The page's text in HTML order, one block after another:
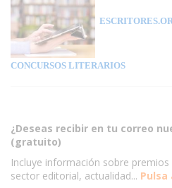
CONCURSOS LITERARIOS
¿Deseas recibir en tu correo
(gratuito)
Incluye información sobre
sector editorial, actualidad... Pulsa